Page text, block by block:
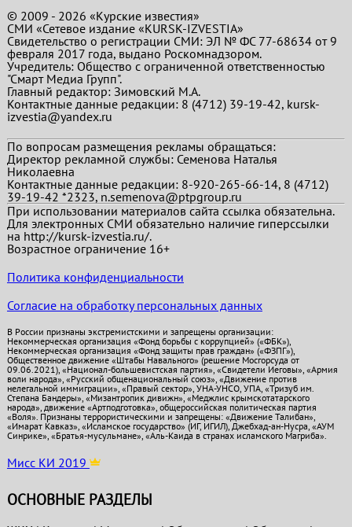
© 2009 - 2026 «Курские известия»
СМИ «Сетевое издание «KURSK-IZVESTIA»
Свидетельство о регистрации СМИ: ЭЛ № ФС 77-68634 от 9
февраля 2017 года, выдано Роскомнадзором.
Учредитель: Общество с ограниченной ответственностью
"Смарт Медиа Групп".
Главный редактор:Зимовский М.А.
Контактные данные редакции: 8 (4712) 39-19-42, kursk-
izvestia@yandex.ru
По вопросам размещения рекламы обращаться:
Директор рекламной службы: Семенова Наталья
Николаевна
Контактные данные редакции: 8-920-265-66-14, 8 (4712)
39-19-42 *2323, n.semenova@ptpgroup.ru
При использовании материалов сайта ссылка обязательна.
Для электронных СМИ обязательно наличие гиперссылки
на http://kursk-izvestia.ru/.
Возрастное ограничение 16+
Политика конфиденциальности
Согласие на обработку персональных данных
В России признаны экстремистскими и запрещены организации:
Некоммерческая организация «Фонд борьбы с коррупцией» («ФБК»),
Некоммерческая организация «Фонд защиты прав граждан» («ФЗПГ»),
Общественное движение «Штабы Навального» (решение Мосгорсуда от
09.06.2021), «Национал-большевистская партия», «Свидетели Иеговы», «Армия
воли народа», «Русский общенациональный союз», «Движение против
нелегальной иммиграции», «Правый сектор», УНА-УНСО, УПА, «Тризуб им.
Степана Бандеры», «Мизантропик дивижн», «Меджлис крымскотатарского
народа», движение «Артподготовка», общероссийская политическая партия
«Воля». Признаны террористическими и запрещены: «Движение Талибан»,
«Имарат Кавказ», «Исламское государство» (ИГ, ИГИЛ), Джебхад-ан-Нусра, «АУМ
Синрике», «Братья-мусульмане», «Аль-Каида в странах исламского Магриба».
Мисс КИ 2019
ОСНОВНЫЕ РАЗДЕЛЫ